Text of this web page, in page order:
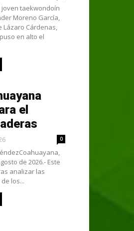
joven taekwondoín
Moreno García,
Lázaro Cárdenas,
en alto el
el
0
de 2026.- Este
analizar las
los...